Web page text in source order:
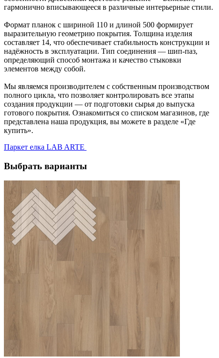
гармонично вписывающееся в различные интерьерные стили.
Формат планок с шириной 110 и длиной 500 формирует
выразительную геометрию покрытия. Толщина изделия
составляет 14, что обеспечивает стабильность конструкции и
надёжность в эксплуатации. Тип соединения — шип-паз,
определяющий способ монтажа и качество стыковки
элементов между собой.
Мы являемся производителем с собственным производством
полного цикла, что позволяет контролировать все этапы
создания продукции — от подготовки сырья до выпуска
готового покрытия. Ознакомиться со списком магазинов, где
представлена наша продукция, вы можете в разделе «Где
купить».
Паркет елка LAB ARTE
Выбрать варианты